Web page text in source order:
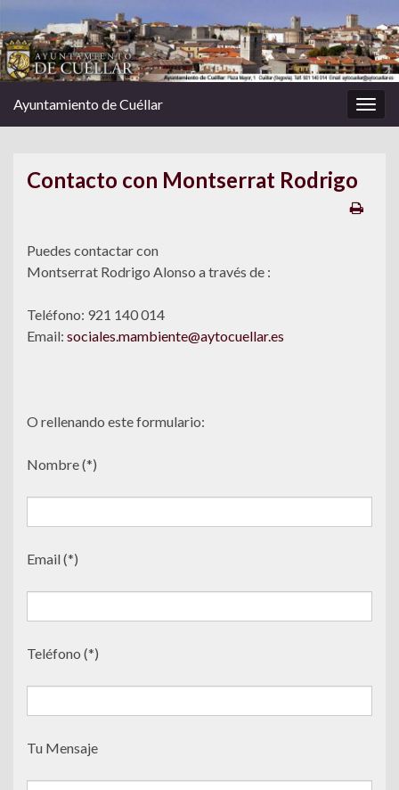
la
Ayuntamiento de Cuéllar
Contacto con Montserrat Rodrigo
Puedes contactar con
Montserrat Rodrigo Alonso a través de :
Teléfono: 921 140 014
Email: sociales.mambiente@aytocuellar.es
O rellenando este formulario:
Nombre (*)
Email (*)
Teléfono (*)
Tu Mensaje